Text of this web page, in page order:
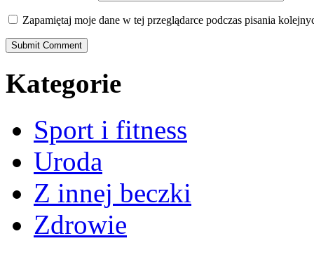
Zapamiętaj moje dane w tej przeglądarce podczas pisania
Kategorie
Sport i fitness
Uroda
Z innej beczki
Zdrowie